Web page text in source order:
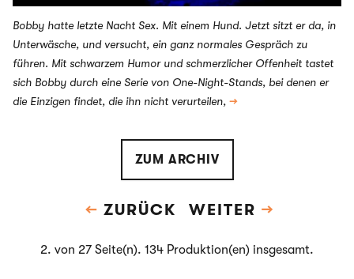
Bobby hatte letzte Nacht Sex. Mit einem Hund. Jetzt sitzt er da, in
Unterwäsche, und versucht, ein ganz normales Gespräch zu
führen. Mit schwarzem Humor und schmerzlicher Offenheit tastet
sich Bobby durch eine Serie von One-Night-Stands, bei denen er
die Einzigen findet, die ihn nicht verurteilen, →
ZUM ARCHIV
← ZURÜCK WEITER →
2. von 27 Seite(n). 134 Produktion(en) insgesamt.